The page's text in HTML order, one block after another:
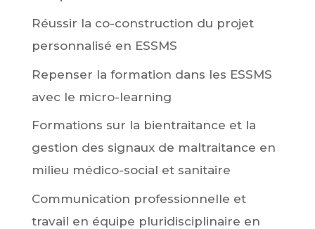
Réussir la co-construction du projet
personnalisé en ESSMS
Repenser la formation dans les ESSMS
avec le micro-learning
Formations sur la bientraitance et la
gestion des signaux de maltraitance en
milieu médico-social et sanitaire
Communication professionnelle et
travail en équipe pluridisciplinaire en